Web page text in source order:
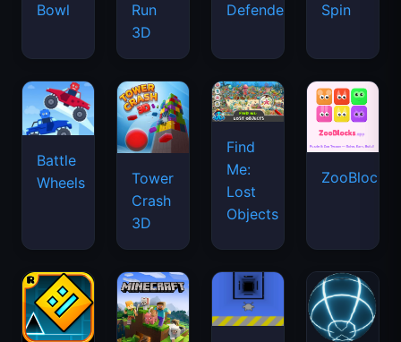
Bowl
Run
3D
Defenders
Spin
Battle
Wheels
Tower
Crash
3D
Find
Me:
Lost
Objects
ZooBlocks